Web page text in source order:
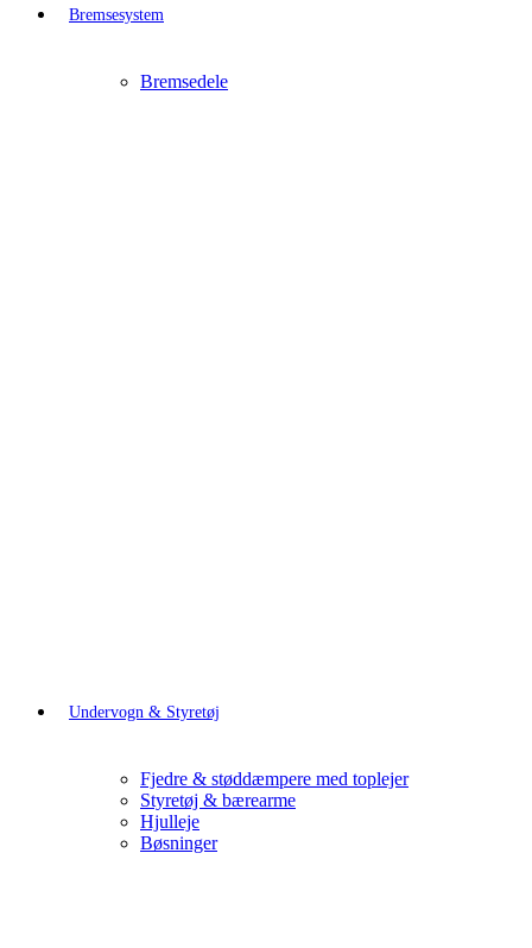
Bremsesystem
Bremsedele
Undervogn & Styretøj
Fjedre & støddæmpere med toplejer
Styretøj & bærearme
Hjulleje
Bøsninger